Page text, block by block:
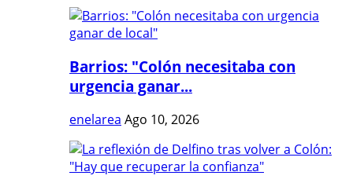
Barrios: "Colón necesitaba con
urgencia ganar...
enelarea Ago 10, 2026